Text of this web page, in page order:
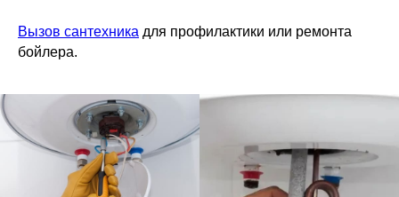
Вызов сантехника для профилактики или ремонта
бойлера.